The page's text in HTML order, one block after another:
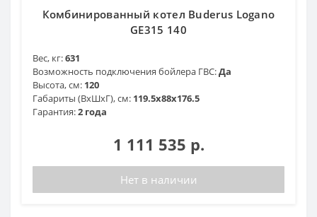
Комбинированный котел Buderus Logano
GE315 140
Вес, кг:631
Возможность подключения бойлера ГВС:Да
Высота, см: 120
Габариты (ВхШхГ), см: 119.5x88x176.5
Гарантия:2 года
1 111 535 р.
Нет в наличии